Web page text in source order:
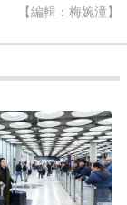
【編輯：梅婉潼】